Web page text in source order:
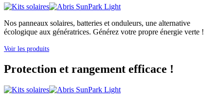
Nos panneaux solaires, batteries et onduleurs, une alternative
écologique aux génératrices. Générez votre propre énergie verte !
Voir les produits
Protection et rangement efficace !